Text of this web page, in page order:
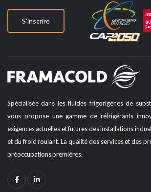
S'inscrire
Spécialisée dans les fluides frigorigènes de
vous propose une gamme de réfrigérants
exigences actuelles et futures des installations
et du froid roulant. La qualité des services et des
préoccupations premières.